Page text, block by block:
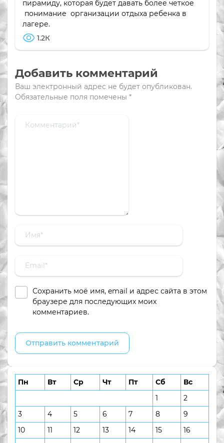
пирамиду, которая будет давать более четкое
понимание организации отдыха ребенка в
лагере.
1.2К
Добавить комментарий
Ваш электронный адрес не будет опубликован.
Обязательные поля помечены *
Сохранить моё имя, email и адрес сайта в этом
браузере для последующих моих
комментариев.
Пн Вт Ср Чт Пт Сб
Вс
1
2
3
4 5 6 7 8
9
10
11 12 13 14 15
16